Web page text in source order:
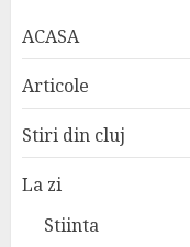
ACASA
Articole
Stiri din cluj
La zi
Stiinta